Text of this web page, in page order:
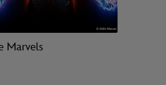
Marvels